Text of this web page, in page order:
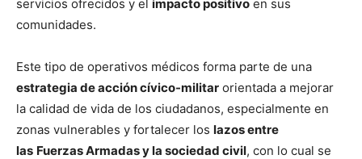
servicios ofrecidos y el impacto positivo en sus
comunidades.
Este tipo de operativos médicos forma parte de una
estrategia de acción cívico-militar orientada a mejorar
la calidad de vida de los ciudadanos, especialmente en
zonas vulnerables y fortalecer los lazos entre
las Fuerzas Armadas y la sociedad civil, con lo cual se